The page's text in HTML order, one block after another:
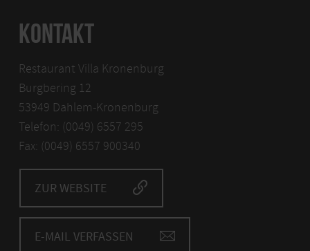
KONTAKT
Restaurant Villa Kronenburg
Burgbering 12
53949 Dahlem-Kronenburg
Telefon: (0049) 6557 295
Fax: (0049) 6557 900340
ZUR WEBSITE
E-MAIL VERFASSEN